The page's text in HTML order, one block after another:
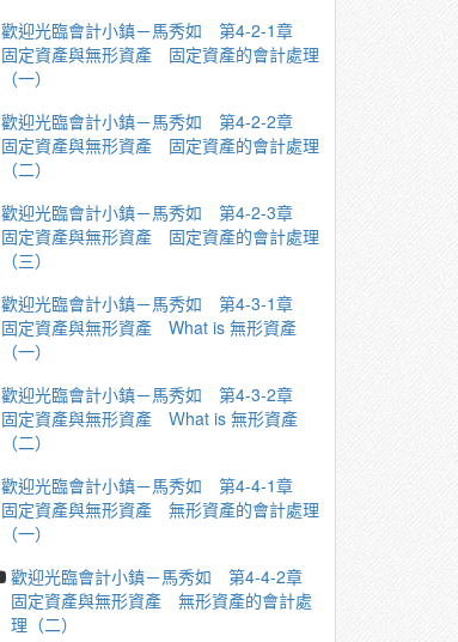
歡迎光臨會計小鎮－馬秀如 第4-2-1章
固定資產與無形資產 固定資產的會計處理
（一）
歡迎光臨會計小鎮－馬秀如 第4-2-2章
固定資產與無形資產 固定資產的會計處理
（二）
歡迎光臨會計小鎮－馬秀如 第4-2-3章
固定資產與無形資產 固定資產的會計處理
（三）
歡迎光臨會計小鎮－馬秀如 第4-3-1章
固定資產與無形資產 What is 無形資產
（一）
歡迎光臨會計小鎮－馬秀如 第4-3-2章
固定資產與無形資產 Ｗhat is 無形資產
（二）
歡迎光臨會計小鎮－馬秀如 第4-4-1章
固定資產與無形資產 無形資產的會計處理
（一）
歡迎光臨會計小鎮－馬秀如 第4-4-2章
固定資產與無形資產 無形資產的會計處
理（二）